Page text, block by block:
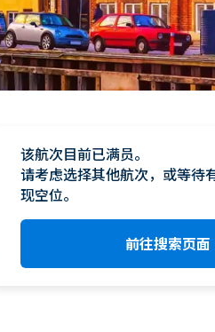
该航次目前已满员。
请考虑选择其他航次，或等待
现空位。
前往搜索页面